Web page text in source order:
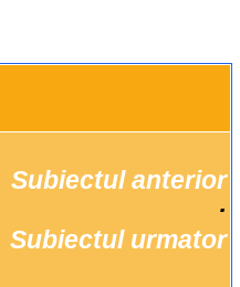
Subiectul anterior
Subiectul urmator